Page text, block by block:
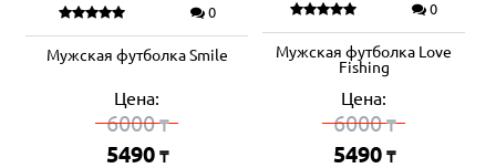
0
Мужская футболка Smile
Цена:
6000₸
5490 ₸
0
Мужская футболка Love
Fishing
Цена:
6000₸
5490 ₸